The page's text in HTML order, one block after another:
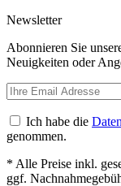
Newsletter
Abonnieren Sie
Neuigkeiten oder
Ich habe die
genommen.
* Alle Preise inkl.
ggf.